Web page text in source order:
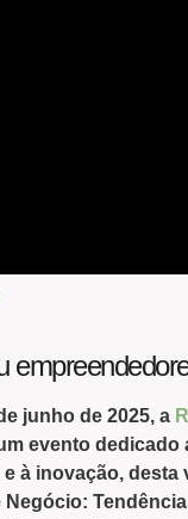
junho de 2025, a
evento dedicado
à inovação, desta